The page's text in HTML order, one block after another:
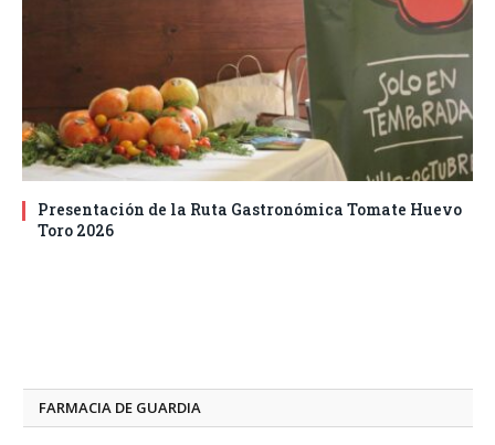
Presentación de la Ruta Gastronómica Tomate Huevo
Toro 2026
FARMACIA DE GUARDIA